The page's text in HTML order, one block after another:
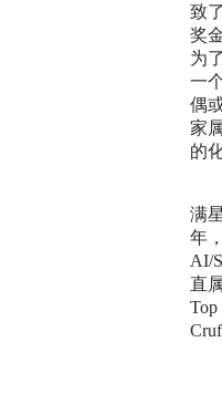
致
奖
为
一
偶
家
的
满
年
AI/
直
Top